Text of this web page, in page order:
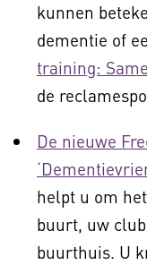
kunnen
dementie of
training:
de
De nieuwe
helpt u om
buurt, uw
buurthuis. U